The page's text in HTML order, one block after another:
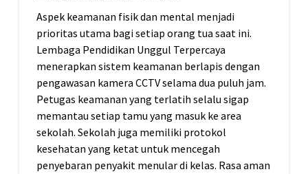
Aspek keamanan fisik dan mental menjadi
prioritas utama bagi setiap orang tua saat ini.
Lembaga Pendidikan Unggul Terpercaya
menerapkan sistem keamanan berlapis dengan
pengawasan kamera CCTV selama dua puluh jam.
Petugas keamanan yang terlatih selalu sigap
memantau setiap tamu yang masuk ke area
sekolah. Sekolah juga memiliki protokol
kesehatan yang ketat untuk mencegah
penyebaran penyakit menular di kelas. Rasa aman